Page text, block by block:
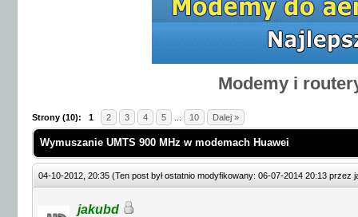
Modemy i
Strony (10): 1 2 3 4 5 10 Dalej »
Wymuszanie UMTS 900 MHz w modemach Huawei
04-10-2012, 20:35 (Ten post był ostatnio modyfikowany: 06-07-2014 20:13 przez
jakubd